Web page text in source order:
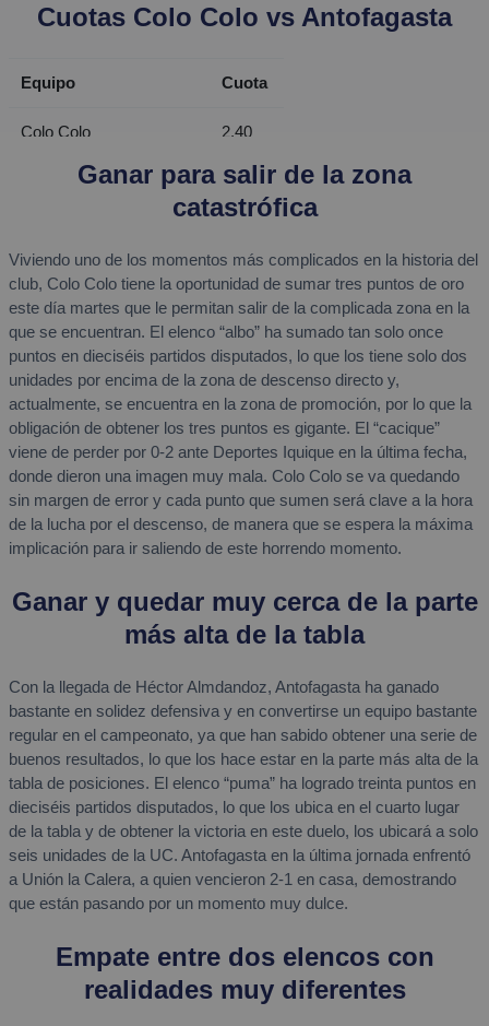
Cuotas Colo Colo vs Antofagasta
Equipo Cuota
Colo Colo 2.40
3.25
Ganar para salir de la zona
catastrófica
Viviendo uno de los momentos más complicados en la historia del
club, Colo Colo tiene la oportunidad de sumar tres puntos de oro
este día martes que le permitan salir de la complicada zona en la
que se encuentran. El elenco “albo” ha sumado tan solo once
puntos en dieciséis partidos disputados, lo que los tiene solo dos
unidades por encima de la zona de descenso directo y,
actualmente, se encuentra en la zona de promoción, por lo que la
obligación de obtener los tres puntos es gigante. El “cacique”
viene de perder por 0-2 ante Deportes Iquique en la última fecha,
donde dieron una imagen muy mala. Colo Colo se va quedando
sin margen de error y cada punto que sumen será clave a la hora
de la lucha por el descenso, de manera que se espera la máxima
implicación para ir saliendo de este horrendo momento.
Ganar y quedar muy cerca de la parte
más alta de la tabla
Con la llegada de Héctor Almdandoz, Antofagasta ha ganado
bastante en solidez defensiva y en convertirse un equipo bastante
regular en el campeonato, ya que han sabido obtener una serie de
buenos resultados, lo que los hace estar en la parte más alta de la
tabla de posiciones. El elenco “puma” ha logrado treinta puntos en
dieciséis partidos disputados, lo que los ubica en el cuarto lugar
de la tabla y de obtener la victoria en este duelo, los ubicará a solo
seis unidades de la UC. Antofagasta en la última jornada enfrentó
a Unión la Calera, a quien vencieron 2-1 en casa, demostrando
que están pasando por un momento muy dulce.
Empate entre dos elencos con
realidades muy diferentes